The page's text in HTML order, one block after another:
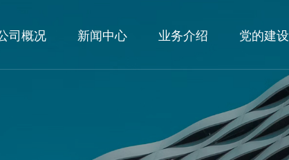
司概况 新闻中心 业务介绍 党的建设